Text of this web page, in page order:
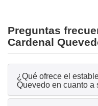
Preguntas
Cardenal
¿Qué ofrece el
Quevedo en cuanto